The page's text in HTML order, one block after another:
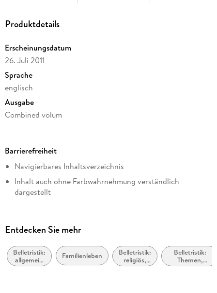
Produktdetails
Erscheinungsdatum
26. Juli 2011
Sprache
englisch
Ausgabe
Combined volum
Dateigröße
8,75 MB
Reihe
A Mitford Novel
Jan Karon
Penguin Publishing Group
Kopierschutz
Barrierefreiheit
Navigierbares Inhaltsverzeichnis
Inhalt auch ohne Farbwahrnehmung verständlich
dargestellt
Entdecken Sie mehr
Belletristik:
allgemein
und
Familienleben
Belletristik:
religiös,
spirituell
Belletristik:
Themen,
Stoffe, Motive: